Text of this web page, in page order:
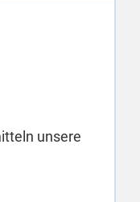
unsere